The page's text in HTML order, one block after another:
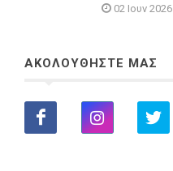
02 Ιουν 2026
ΑΚΟΛΟΥΘΗΣΤΕ ΜΑΣ